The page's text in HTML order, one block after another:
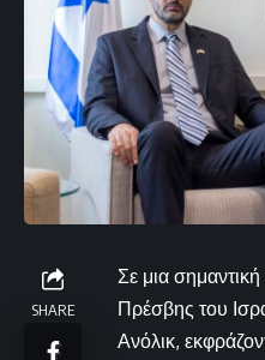
SHARE
Σε μια
Πρέσβης του
Ανόλικ,